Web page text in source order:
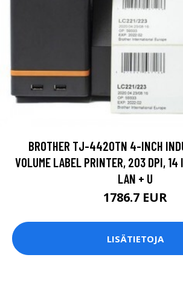
BROTHER TJ-4420TN 4-INCH
VOLUME LABEL PRINTER, 203 DPI, 14
LAN + U
1786.7 EUR
LISÄTIETOJA